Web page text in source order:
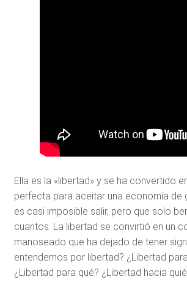
Ella es la «libertad» y se ha convertido
perfecta para aceitar una economía de
es casi imposible salir, pero que solo
cuantos. La libertad se convirtió en un
manoseado que ha dejado de tener
entendemos por libertad? ¿Libertad
¿Libertad para qué? ¿Libertad hacia